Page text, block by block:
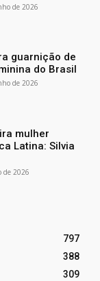
de 2026
guarnição de
do Brasil
de 2026
mulher
Latina: Silvia
de 2026
797
388
309